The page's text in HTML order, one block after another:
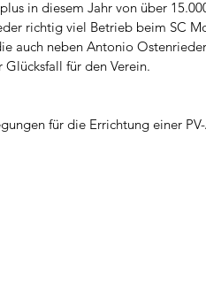
in diesem Jahr von über
richtig viel Betrieb beim SC
auch neben Antonio
für den Verein.
für die Errichtung einer